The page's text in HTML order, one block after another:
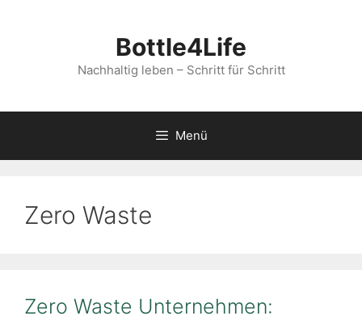
Bottle4Life
Nachhaltig leben – Schritt für Schritt
Menü
Zero Waste
Zero Waste Unternehmen: